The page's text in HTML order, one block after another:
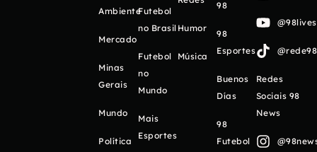
Ambiente
Mercado
Minas
Gerais
Mundo
Política
Futebol
no Brasil
Futebol
no
Mundo
Mais
Esportes
Humor
Música
98
98
Esportes
Buenos
Días
98
Futebol
Redes
Sociais 98
News